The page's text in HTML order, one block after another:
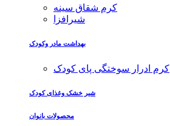
کرم شقاق سینه
شیرافزا
بهداشت مادر وکودک
کرم ادرار سوختگی پای کودک
شیر خشک وغذای کودک
محصولات بانوان